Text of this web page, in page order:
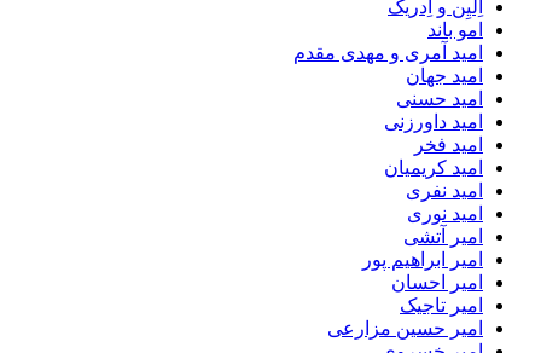
اِلیِن و اِدریک
امو باند
امید آمری و مهدی مقدم
امید جهان
امید حسنی
امید داورزنی
امید فخر
امید کریمیان
امید نفری
امید نوری
امیر آتشی
امیر ابراهیم پور
امیر احسان
امیر تاجیک
امیر حسین مزارعی